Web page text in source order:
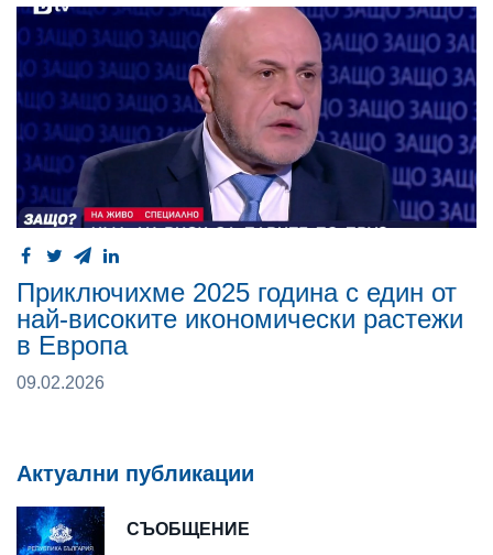
Приключихме 2025 година с един от
най-високите икономически растежи
в Европа
09.02.2026
Актуални публикации
СЪОБЩЕНИЕ